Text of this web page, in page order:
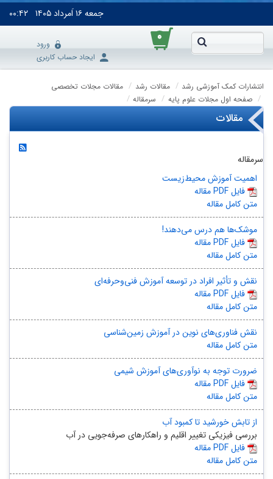
جمعه۱۶ اَمرداد ۱۴۰۵ ۰۰:۴۲
۰
ورود
ایجاد حساب کاربری
انتشارات کمک آموزشی رشد مقالات رشد
مقالات مجلات تخصصی
صفحه اول مجلات علوم پایه
سرمقاله
مقالات
سرمقاله
اهمیت آموزش محیط‌زیست
مقاله PDF فایل
متن کامل مقاله
موشک‌ها هم درس می‌دهند!
مقاله PDF فایل
متن کامل مقاله
نقش و تأثیر افراد در توسعه آموزش فنی‌وحرفه‌ای
مقاله PDF فایل
متن کامل مقاله
نقش فناوری‌های نوین در آموزش زمین‌شناسی
متن کامل مقاله
ضرورت توجه به نوآوری‌های آموزش شیمی
مقاله PDF فایل
متن کامل مقاله
از تابش خورشید تا کمبود آب
بررسی فیزیکی تغییر اقلیم و راهکارهای صرفه‌جویی در آب
مقاله PDF فایل
متن کامل مقاله